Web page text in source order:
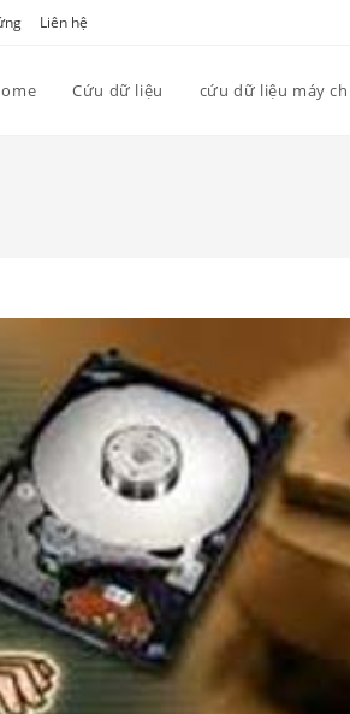
Liên hệ
Cứu dữ liệu cứu dữ liệu máy